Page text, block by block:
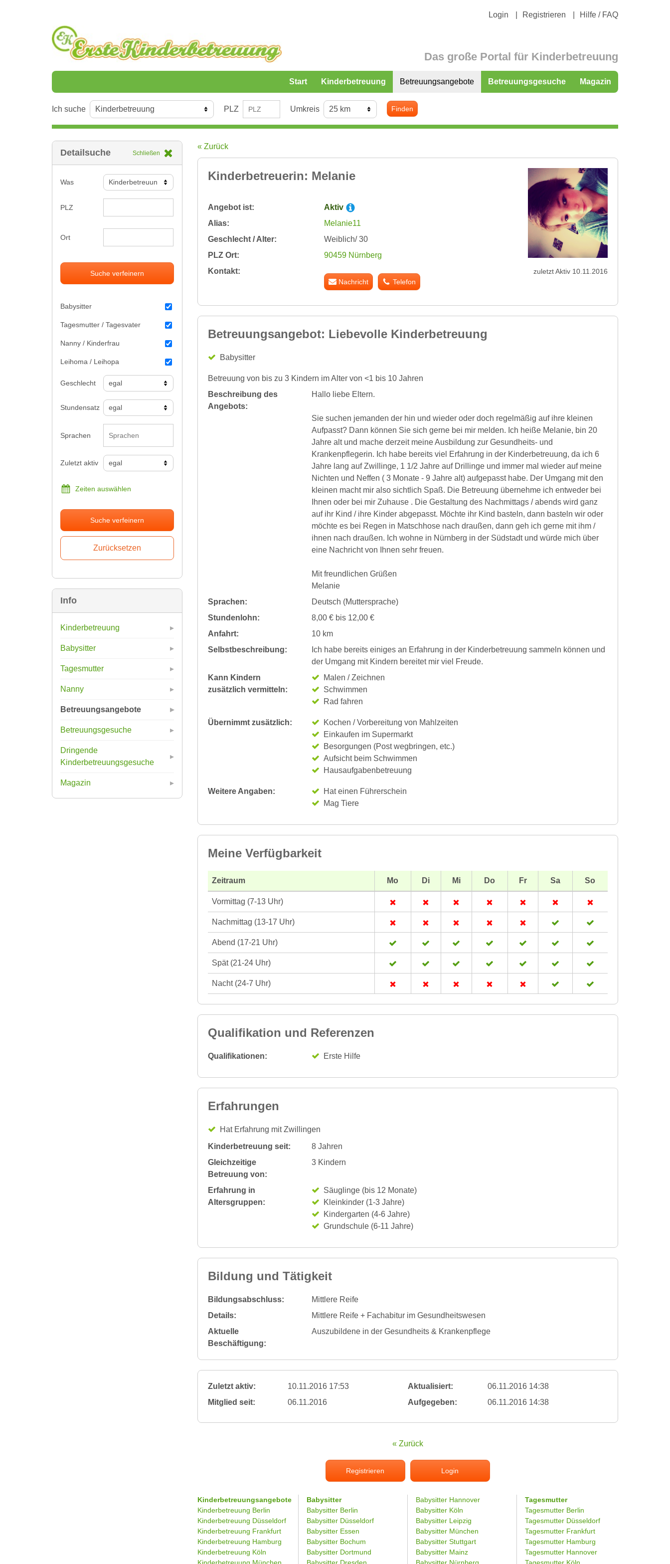
Login Registrieren Hilfe / FAQ
Das große Portal für Kinderbetreuung
Start Kinderbetreuung Betreuungsangebote Betreuungsgesuche Magazin
Ich suche PLZ Umkreis Finden
Detailsuche Schließen
Was
PLZ
Ort
Suche verfeinern
Babysitter
Tagesmutter / Tagesvater
Nanny / Kinderfrau
Leihoma / Leihopa
Geschlecht
Stundensatz
Sprachen
Zuletzt aktiv
Zeiten auswählen
Suche verfeinern
Info
Kinderbetreuung
Babysitter
Tagesmutter
Nanny
Betreuungsangebote
Betreuungsgesuche
Dringende
Kinderbetreuungsgesuche
Magazin
« Zurück
Kinderbetreuerin: Melanie
Angebot ist:
Aktiv
Alias:
Melanie11
Geschlecht / Alter:
Weiblich/ 30
PLZ Ort:
90459 Nürnberg
Kontakt:
Nachricht Telefon
zuletzt Aktiv 10.11.2016
Betreuungsangebot: Liebevolle Kinderbetreuung
Babysitter
Betreuung von bis zu 3 Kindern im Alter von <1 bis 10 Jahren
Beschreibung des
Angebots:
Hallo liebe Eltern.
Sie suchen jemanden der hin und wieder oder doch regelmäßig auf ihre kleinen
Aufpasst? Dann können Sie sich gerne bei mir melden. Ich heiße Melanie, bin 20
Jahre alt und mache derzeit meine Ausbildung zur Gesundheits- und
Krankenpflegerin. Ich habe bereits viel Erfahrung in der Kinderbetreuung, da ich 6
Jahre lang auf Zwillinge, 1 1/2 Jahre auf Drillinge und immer mal wieder auf meine
Nichten und Neffen ( 3 Monate - 9 Jahre alt) aufgepasst habe. Der Umgang mit den
kleinen macht mir also sichtlich Spaß. Die Betreuung übernehme ich entweder bei
Ihnen oder bei mir Zuhause . Die Gestaltung des Nachmittags / abends wird ganz
auf ihr Kind / ihre Kinder abgepasst. Möchte ihr Kind basteln, dann basteln wir oder
möchte es bei Regen in Matschhose nach draußen, dann geh ich gerne mit ihm /
ihnen nach draußen. Ich wohne in Nürnberg in der Südstadt und würde mich über
eine Nachricht von Ihnen sehr freuen.
Mit freundlichen Grüßen
Melanie
Sprachen:
Deutsch (Muttersprache)
Stundenlohn:
8,00 € bis 12,00 €
Anfahrt:
10 km
Selbstbeschreibung:
Ich habe bereits einiges an Erfahrung in der Kinderbetreuung sammeln können und
der Umgang mit Kindern bereitet mir viel Freude.
Kann Kindern
zusätzlich vermitteln:
Malen / Zeichnen
Schwimmen
Rad fahren
Übernimmt zusätzlich:
Kochen / Vorbereitung von Mahlzeiten
Einkaufen im Supermarkt
Besorgungen (Post wegbringen, etc.)
Aufsicht beim Schwimmen
Hausaufgabenbetreuung
Weitere Angaben:
Hat einen Führerschein
Mag Tiere
Meine Verfügbarkeit
Zeitraum Mo Di Mi Do Fr Sa So
Vormittag (7-13 Uhr)
Nachmittag (13-17 Uhr)
Abend (17-21 Uhr)
Spät (21-24 Uhr)
Nacht (24-7 Uhr)
Qualifikation und Referenzen
Qualifikationen: Erste Hilfe
Erfahrungen
Hat Erfahrung mit Zwillingen
Kinderbetreuung seit:
8 Jahren
Gleichzeitige
Betreuung von:
3 Kindern
Erfahrung in
Altersgruppen:
Säuglinge (bis 12 Monate)
Kleinkinder (1-3 Jahre)
Kindergarten (4-6 Jahre)
Grundschule (6-11 Jahre)
Bildung und Tätigkeit
Bildungsabschluss:
Mittlere Reife
Details:
Mittlere Reife + Fachabitur im Gesundheitswesen
Aktuelle
Beschäftigung:
Auszubildene in der Gesundheits & Krankenpflege
Zuletzt aktiv: 10.11.2016 17:53 Aktualisiert:
06.11.2016 14:38
Mitglied seit:
06.11.2016 Aufgegeben: 06.11.2016 14:38
« Zurück
Registrieren Login
Kinderbetreuungsangebote
Kinderbetreuung Berlin
Kinderbetreuung Düsseldorf
Kinderbetreuung Frankfurt
Kinderbetreuung Hamburg
Kinderbetreuung Köln
Babysitter
Babysitter Berlin
Babysitter Düsseldorf
Babysitter Essen
Babysitter Bochum
Babysitter Dortmund
Babysitter Hannover
Babysitter Köln
Babysitter Leipzig
Babysitter München
Babysitter Stuttgart
Babysitter Mainz
Tagesmutter
Tagesmutter Berlin
Tagesmutter Düsseldorf
Tagesmutter Frankfurt
Tagesmutter Hamburg
Tagesmutter Hannover